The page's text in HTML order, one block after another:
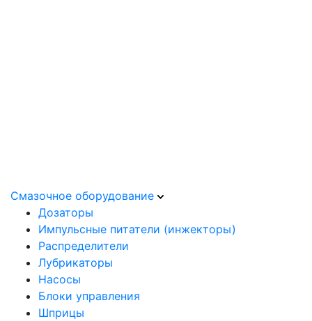
Смазочное оборудование
Дозаторы
Импульсные питатели (инжекторы)
Распределители
Лубрикаторы
Насосы
Блоки управления
Шприцы